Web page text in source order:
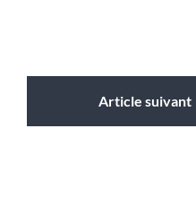
Article suivant